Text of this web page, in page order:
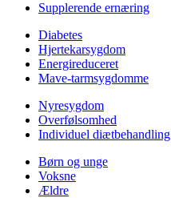
Supplerende ernæring
Diabetes
Hjertekarsygdom
Energireduceret
Mave-tarmsygdomme
Nyresygdom
Overfølsomhed
Individuel diætbehandling
Børn og unge
Voksne
Ældre